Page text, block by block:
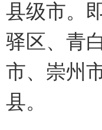
县级市。
驿区、青
市、崇州
县。